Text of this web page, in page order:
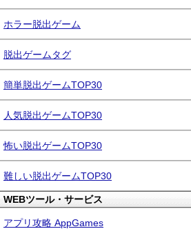
ホラー脱出ゲーム
脱出ゲームタグ
簡単脱出ゲームTOP30
人気脱出ゲームTOP30
怖い脱出ゲームTOP30
難しい脱出ゲームTOP30
WEBツール・サービス
アプリ攻略 AppGames